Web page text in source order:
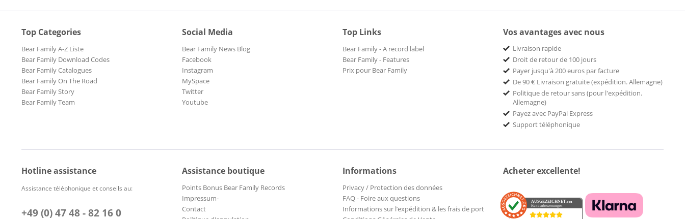
Top Categories
Bear Family A-Z Liste
Bear Family Download Codes
Bear Family Catalogues
Bear Family On The Road
Bear Family Story
Bear Family Team
Social Media
Bear Family News Blog
Facebook
Instagram
MySpace
Twitter
Youtube
Top Links
Bear Family - A record label
Bear Family - Features
Prix pour Bear Family
Vos avantages avec nous
Livraison rapide
Droit de retour de 100 jours
Payer jusqu'à 200 euros par facture
De 90 € Livraison gratuite (expédition. Allemagne)
Politique de retour sans (pour l'expédition.
Allemagne)
Payez avec PayPal Express
Support téléphonique
Hotline assistance
Assistance téléphonique et conseils au:
+49 (0) 47 48 - 82 16 0
Assistance boutique
Points Bonus Bear Family Records
Impressum-
Contact
Informations
Privacy / Protection des données
FAQ - Foire aux questions
Informations sur l’expédition & les frais de port
Acheter excellente!
AUSGEZEICHNET.org
Kundenbewertungen